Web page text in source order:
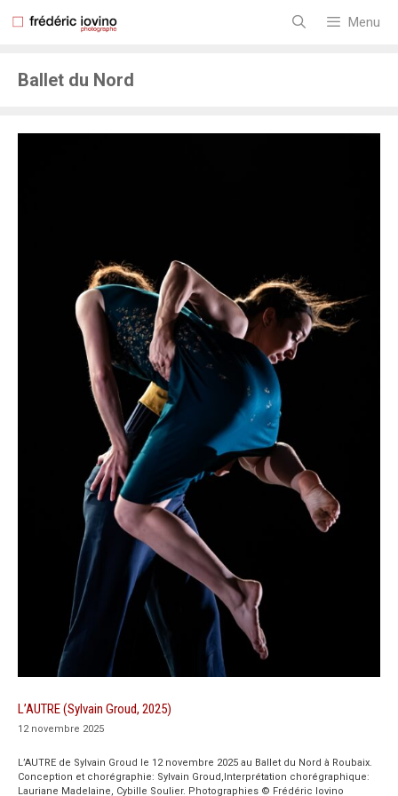
Menu
Ballet du Nord
L’AUTRE (Sylvain Groud, 2025)
12 novembre 2025
L’AUTRE de Sylvain Groud le 12 novembre 2025 au Ballet du Nord à Roubaix.
Conception et chorégraphie: Sylvain Groud,Interprétation chorégraphique:
Lauriane Madelaine, Cybille Soulier. Photographies © Frédéric Iovino